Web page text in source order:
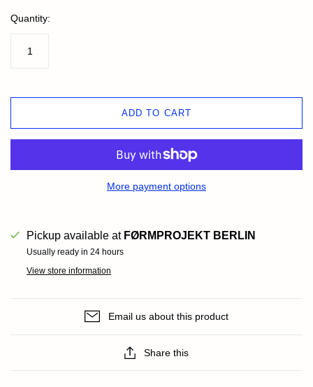
Quantity:
ADD TO CART
More payment options
Pickup available at FØRMPROJEKT BERLIN
Usually ready in 24 hours
View store information
Email us about this product
Share this